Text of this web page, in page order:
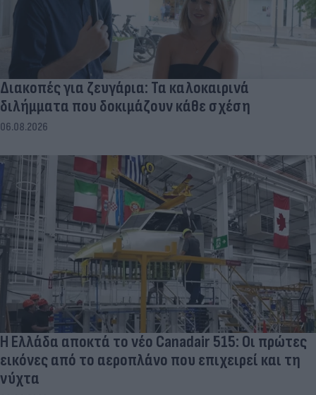
Διακοπές για ζευγάρια: Τα καλοκαιρινά
διλήμματα που δοκιμάζουν κάθε σχέση
06.08.2026
Η Ελλάδα αποκτά το νέο Canadair 515: Οι πρώτες
εικόνες από το αεροπλάνο που επιχειρεί και τη
νύχτα